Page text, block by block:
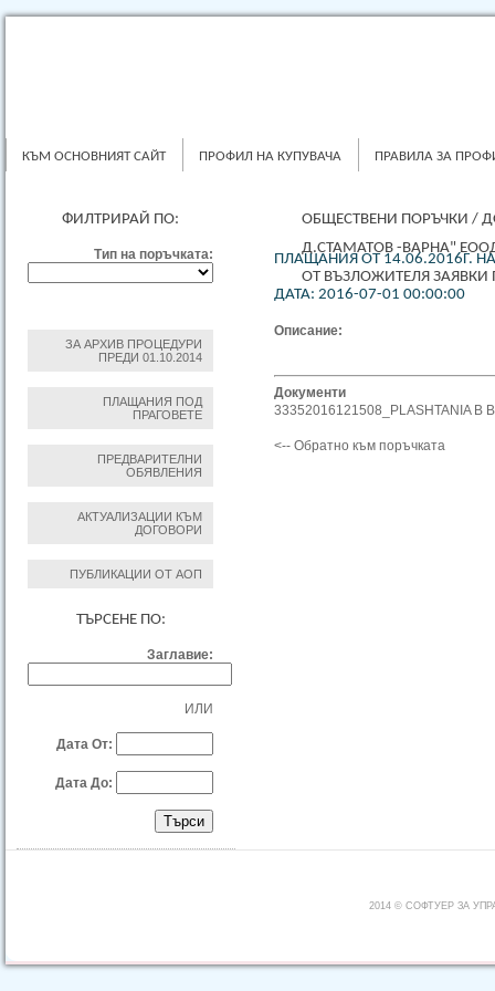
КЪМ ОСНОВНИЯТ САЙТ ПРОФИЛ НА КУПУВАЧА ПРАВИЛА ЗА
ФИЛТРИРАЙ ПО:
Тип на поръчката:
ЗА АРХИВ ПРОЦЕДУРИ
ПРЕДИ 01.10.2014
ПЛАЩАНИЯ ПОД
ПРАГОВЕТЕ
ПРЕДВАРИТЕЛНИ
ОБЯВЛЕНИЯ
АКТУАЛИЗАЦИИ КЪМ
ДОГОВОРИ
ПУБЛИКАЦИИ ОТ АОП
ТЪРСЕНЕ ПО:
Заглавие:
ИЛИ
Дата От:
Дата До:
ОБЩЕСТВЕНИ ПОРЪЧКИ /
Д.СТАМАТОВ -ВАРНА"
ОТ ВЪЗЛОЖИТЕЛЯ
ПЛАЩАНИЯ ОТ 14.06.2016Г.
ДАТА: 2016-07-01 00:00:00
Описание:
Документи
33352016121508_PLASHTANIA B
<-- Обратно към поръчката
2014 © СОФТУЕР ЗА